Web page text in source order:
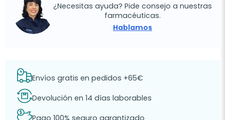
¿Necesitas ayuda? Pide consejo a nuestras
farmacéuticas.
Hablamos
Envíos gratis en pedidos +65€
Devolución en 14 días laborables
Pago 100% seguro garantizado